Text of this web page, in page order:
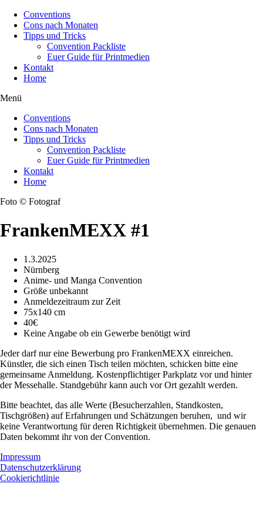
Conventions
Cons nach Monaten
Tipps und Tricks
Convention Packliste
Euer Guide für Printmedien
Kontakt
Home
Menü
Conventions
Cons nach Monaten
Tipps und Tricks
Convention Packliste
Euer Guide für Printmedien
Kontakt
Home
Foto © Fotograf
FrankenMEXX #1
1.3.2025
Nürnberg
Anime- und Manga Convention
Größe unbekannt
Anmeldezeitraum zur Zeit
75x140 cm
40€
Keine Angabe ob ein Gewerbe benötigt wird
Jeder darf nur eine Bewerbung pro FrankenMEXX einreichen.
Künstler, die sich einen Tisch teilen möchten, schicken bitte eine
gemeinsame Anmeldung. Kostenpflichtiger Parkplatz vor und hinter
der Messehalle. Standgebühr kann auch vor Ort gezahlt werden.
Bitte beachtet, das alle Werte (Besucherzahlen, Standkosten,
Tischgrößen) auf Erfahrungen und Schätzungen beruhen, und wir
keine Verantwortung für deren Richtigkeit übernehmen. Die genauen
Daten bekommt ihr von der Convention.
Impressum
Datenschutzerklärung
Cookierichtlinie